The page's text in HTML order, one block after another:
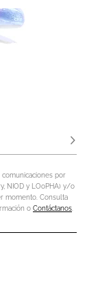
por
NIOD y LOoPHA) y/o
momento. Consulta
o Contáctanos